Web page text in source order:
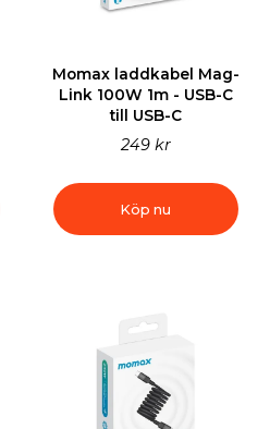
Momax laddkabel Mag-
Link 100W 1m - USB-C
till USB-C
249 kr
Köp nu